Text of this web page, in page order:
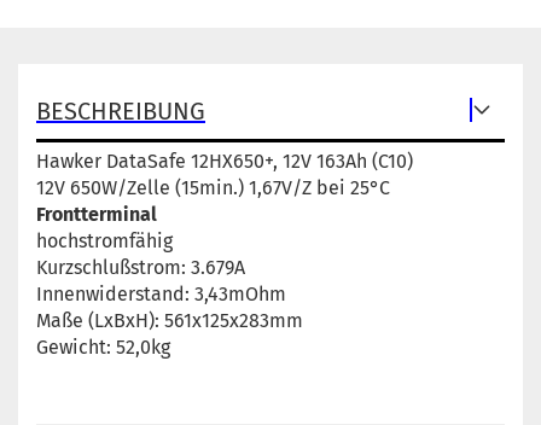
BESCHREIBUNG
Hawker DataSafe 12HX650+, 12V 163Ah (C10)
12V 650W/Zelle (15min.) 1,67V/Z bei 25°C
Frontterminal
hochstromfähig
Kurzschlußstrom: 3.679A
Innenwiderstand: 3,43mOhm
Maße (LxBxH): 561x125x283mm
Gewicht: 52,0kg